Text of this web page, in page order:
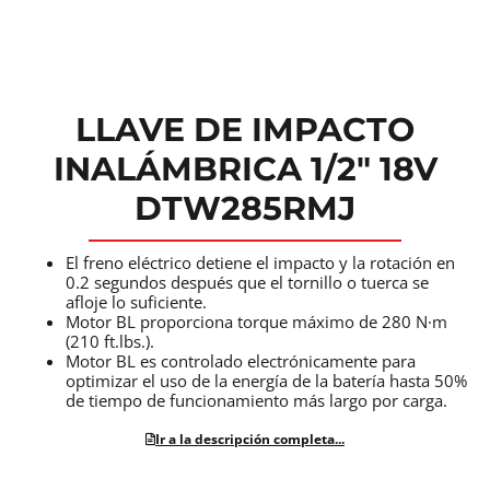
LLAVE DE IMPACTO
INALÁMBRICA 1/2″ 18V
DTW285RMJ
El freno eléctrico detiene el impacto y la rotación en
0.2 segundos después que el tornillo o tuerca se
afloje lo suficiente.
Motor BL proporciona torque máximo de 280 N·m
(210 ft.lbs.).
Motor BL es controlado electrónicamente para
optimizar el uso de la energía de la batería hasta 50%
de tiempo de funcionamiento más largo por carga.
Ir a la descripción completa...